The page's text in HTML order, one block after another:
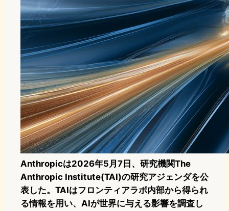
Anthropicは2026年5月7日、研究機関The
Anthropic Institute(TAI)の研究アジェンダを公
表した。TAIはフロンティアラボ内部から得られ
る情報を用い、AIが世界に与える影響を調査し